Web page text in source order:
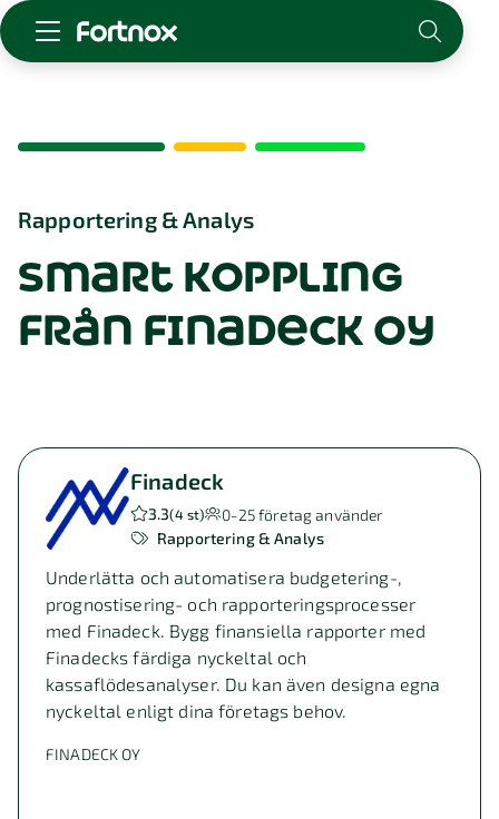
Skaffa Fortnox
Kunskap & inspiration
Logga in
Kontakt
Om Fortnox
Rapportering & Analys
smart koppling
från finadeck oy
Finadeck
3.3(4 st) 0-25företag använder
Rapportering & Analys
Underlätta och automatisera budgetering-,
prognostisering- och rapporteringsprocesser
med Finadeck. Bygg finansiella rapporter med
Finadecks färdiga nyckeltal och
kassaflödesanalyser. Du kan även designa egna
nyckeltal enligt dina företags behov.
FINADECK OY